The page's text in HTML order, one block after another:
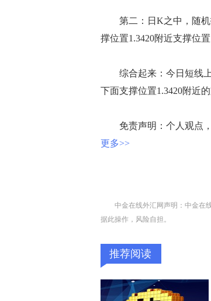
第二：日K之中，随机
撑位置1.3420附近支撑位
综合起来：今日短线上
下面支撑位置1.3420附近
免责声明：个人观点，
更多>>
中金在线外汇网声明：中金在
据此操作，风险自担。
推荐阅读